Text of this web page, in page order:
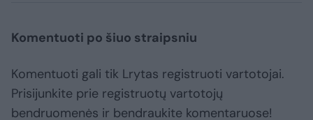
Komentuoti po šiuo straipsniu
Komentuoti gali tik Lrytas registruoti vartotojai.
Prisijunkite prie registruotų vartotojų
bendruomenės ir bendraukite komentaruose!